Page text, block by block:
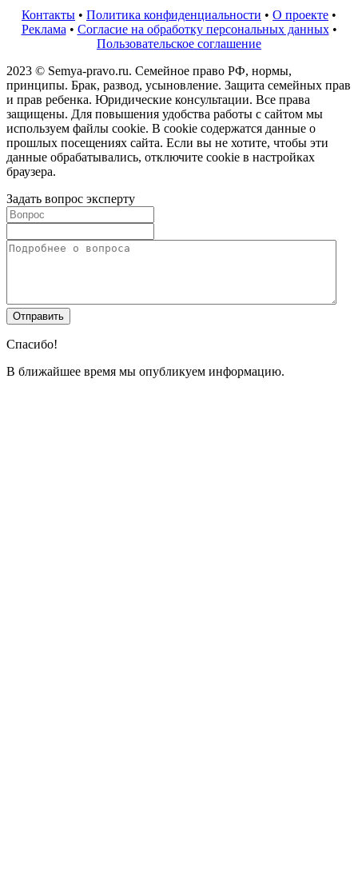
Контакты • Политика конфиденциальности • О проекте •
Реклама • Согласие на обработку персональных данных•
Пользовательское соглашение
2023 © Semya-pravo.ru. Семейное право РФ, нормы,
принципы. Брак, развод, усыновление. Защита семейных прав
и прав ребенка. Юридические консультации. Все права
защищены. Для повышения удобства работы с сайтом мы
используем файлы cookie. В cookie содержатся данные о
прошлых посещениях сайта. Если вы не хотите, чтобы эти
данные обрабатывались, отключите cookie в настройках
браузера.
Задать вопрос эксперту
Спасибо!
В ближайшее время мы опубликуем информацию.